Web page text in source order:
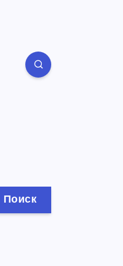
Поиск